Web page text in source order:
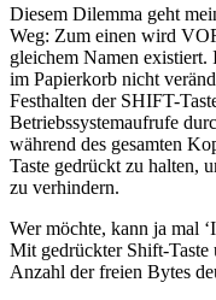
Diesem Dilemma geht
Weg: Zum einen wird
gleichem Namen
im Papierkorb nicht
Festhalten der SHIFT-
Betriebssystemaufrufe
während des gesamten
Taste gedrückt zu halten,
zu verhindern.
Wer möchte, kann ja mal
Mit gedrückter Shift-
Anzahl der freien Bytes